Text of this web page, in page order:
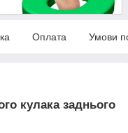
Оплата Умови
кулака заднього